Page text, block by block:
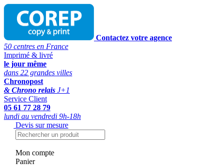
Contactez votre agence
50 centres en France
Imprimé & livré
le jour même
dans 22 grandes villes
Chronopost
& Chrono relais J+1
Service Client
05 61 77 28 79
lundi au vendredi 9h-18h
Devis sur mesure
Mon compte
Panier